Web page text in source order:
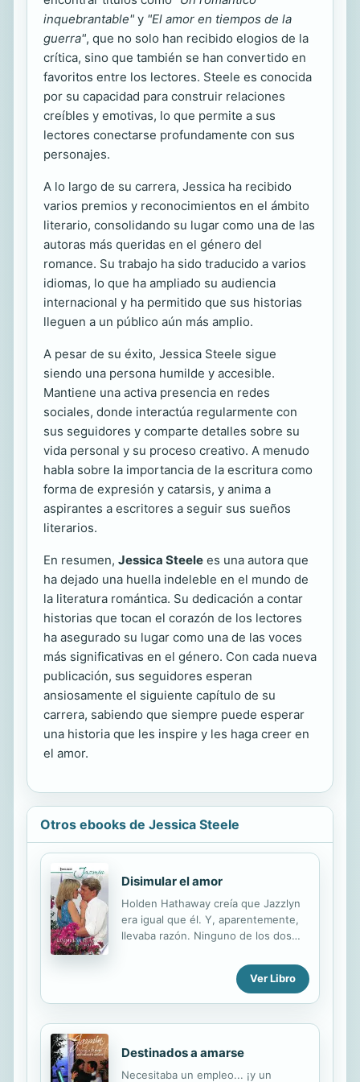
inquebrantable" y "El amor en tiempos de la
guerra", que no solo han recibido elogios de la
crítica, sino que también se han convertido en
favoritos entre los lectores. Steele es conocida
por su capacidad para construir relaciones
creíbles y emotivas, lo que permite a sus
lectores conectarse profundamente con sus
personajes.
A lo largo de su carrera, Jessica ha recibido
varios premios y reconocimientos en el ámbito
literario, consolidando su lugar como una de las
autoras más queridas en el género del
romance. Su trabajo ha sido traducido a varios
idiomas, lo que ha ampliado su audiencia
internacional y ha permitido que sus historias
lleguen a un público aún más amplio.
A pesar de su éxito, Jessica Steele sigue
siendo una persona humilde y accesible.
Mantiene una activa presencia en redes
sociales, donde interactúa regularmente con
sus seguidores y comparte detalles sobre su
vida personal y su proceso creativo. A menudo
habla sobre la importancia de la escritura como
forma de expresión y catarsis, y anima a
aspirantes a escritores a seguir sus sueños
literarios.
En resumen, Jessica Steele es una autora que
ha dejado una huella indeleble en el mundo de
la literatura romántica. Su dedicación a contar
historias que tocan el corazón de los lectores
ha asegurado su lugar como una de las voces
más significativas en el género. Con cada nueva
publicación, sus seguidores esperan
ansiosamente el siguiente capítulo de su
carrera, sabiendo que siempre puede esperar
una historia que les inspire y les haga creer en
el amor.
Otros ebooks de Jessica Steele
Disimular el amor
Holden Hathaway creía que Jazzlyn
era igual que él. Y, aparentemente,
llevaba razón. Ninguno de los dos
De hecho, antes de conocerlo a él,
Jazzlyn siempre había terminado sus
Jazzlyn había conocido nunca y, de
Ver Libro
Destinados a amarse
Necesitaba un empleo... ¡y un